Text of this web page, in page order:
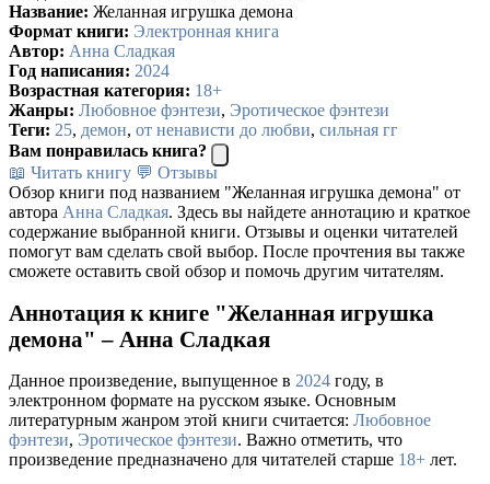
Название: Желанная игрушка демона
Формат книги: Электронная книга
Автор: Анна Сладкая
Год написания: 2024
Возрастная категория: 18+
Жанры: Любовное фэнтези, Эротическое фэнтези
Теги: 25, демон, от ненависти до любви, сильная гг
Вам понравилась книга?
📖 Читать книгу 💬 Отзывы
Обзор книги под названием "Желанная игрушка демона" от
автора Анна Сладкая. Здесь вы найдете аннотацию и краткое
содержание выбранной книги. Отзывы и оценки читателей
помогут вам сделать свой выбор. После прочтения вы также
сможете оставить свой обзор и помочь другим читателям.
Аннотация к книге "Желанная игрушка
демона" – Анна Сладкая
Данное произведение, выпущенное в 2024 году, в
электронном формате на русском языке. Основным
литературным жанром этой книги считается: Любовное
фэнтези, Эротическое фэнтези. Важно отметить, что
произведение предназначено для читателей старше 18+ лет.